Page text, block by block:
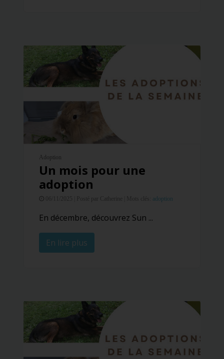
Adoption
Un mois pour une
adoption
Posté par Catherine | adoption
En décembre, découvrez Sun ...
En lire plus